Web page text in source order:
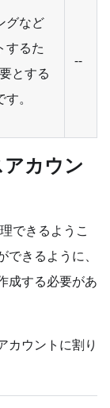
グなど
するた
とする
。
--
カウン
できるようこ
きるように、
成する必要があ
カウントに割り